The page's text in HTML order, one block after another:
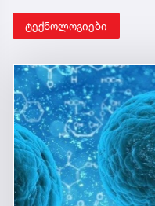
ტექნოლოგიები